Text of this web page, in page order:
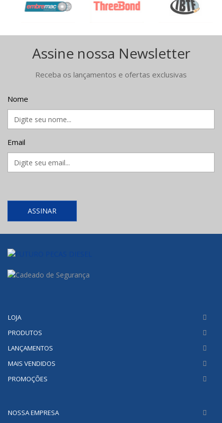
Assine nossa Newsletter
Receba os lançamentos e ofertas exclusivas
Nome
Email
LOJA
PRODUTOS
LANÇAMENTOS
MAIS VENDIDOS
PROMOÇÕES
NOSSA EMPRESA